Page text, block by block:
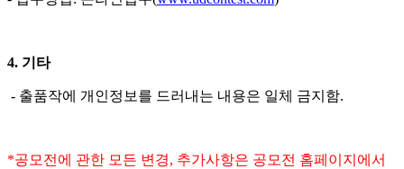
4. 기타
- 출품작에 개인정보를 드러내는 내용은 일체 금지함.
*공모전에 관한 모든 변경, 추가사항은 공모전 홈페이지에서